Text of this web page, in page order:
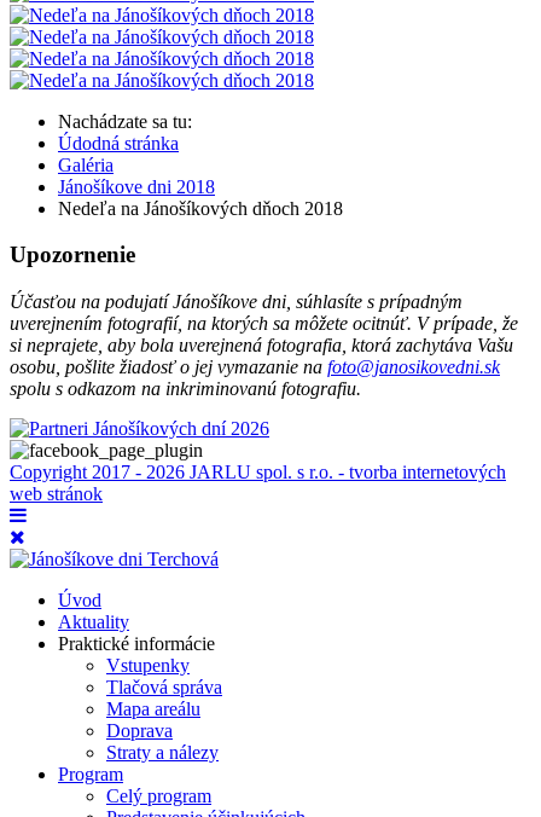
Nachádzate sa tu:
Údodná stránka
Galéria
Jánošíkove dni 2018
Nedeľa na Jánošíkových dňoch 2018
Upozornenie
Účasťou na podujatí Jánošíkove dni, súhlasíte s prípadným
uverejnením fotografií, na ktorých sa môžete ocitnúť. V prípade, že
si neprajete, aby bola uverejnená fotografia, ktorá zachytáva Vašu
osobu, pošlite žiadosť o jej vymazanie na foto@janosikovedni.sk
spolu s odkazom na inkriminovanú fotografiu.
Copyright 2017 - 2026 JARLU spol. s r.o. - tvorba internetových
web stránok
Úvod
Aktuality
Praktické informácie
Vstupenky
Tlačová správa
Mapa areálu
Doprava
Straty a nálezy
Program
Celý program